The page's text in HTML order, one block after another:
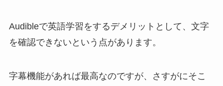
Audibleで英語学習をするデメリットとして、文字
を確認できないという点があります。
字幕機能があれば最高なのですが、さすがにそこ